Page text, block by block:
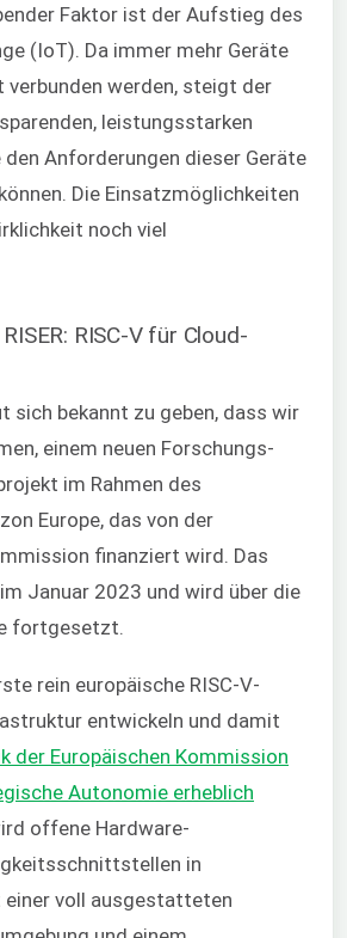
Faktor ist der Aufstieg des
(IoT). Da immer mehr Geräte
werden, steigt der
leistungsstarken
den Anforderungen dieser Geräte
Die Einsatzmöglichkeiten
noch viel
RISC-V für Cloud-
sich bekannt zu geben, dass wir
einem neuen Forschungs-
im Rahmen des
Europe, das von der
finanziert wird. Das
Januar 2023 und wird über die
fortgesetzt.
rein europäische RISC-V-
entwickeln und damit
der Europäischen Kommission
Autonomie erheblich
offene Hardware-
in
voll ausgestatteten